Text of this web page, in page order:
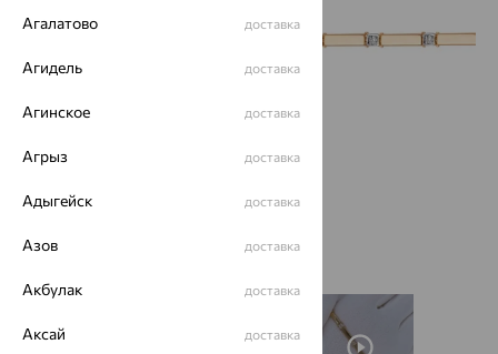
Агалатово доставка
Агидель доставка
Агинское доставка
Агрыз доставка
Адыгейск доставка
Азов доставка
Акбулак доставка
Аксай доставка